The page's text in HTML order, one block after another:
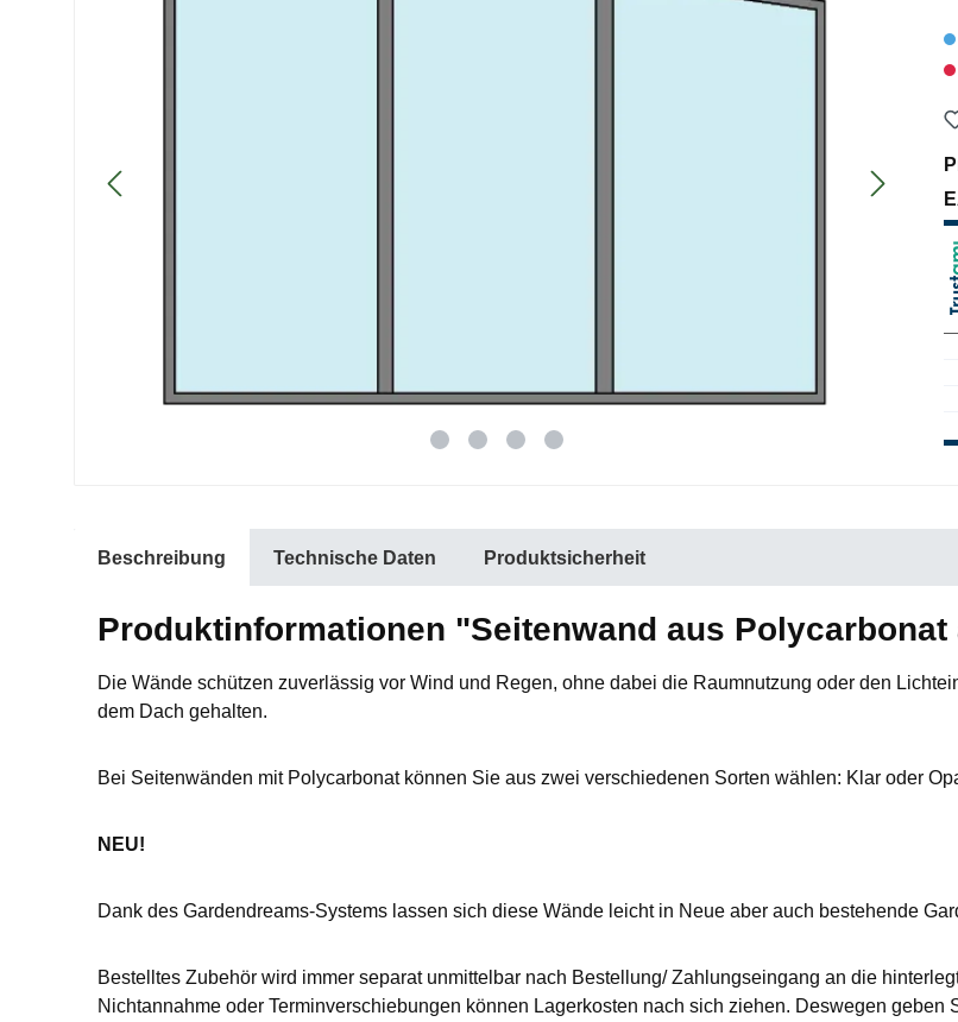
Beschreibung Technische Daten Produktsicherheit
Produktinformationen "Seitenwand aus
Die Wände schützen zuverlässig vor Wind und Regen, ohne dabei die Raumnutzung oder den
dem Dach gehalten.
Bei Seitenwänden mit Polycarbonat können Sie aus zwei verschiedenen Sorten wählen: Klar oder
NEU!
Dank des Gardendreams-Systems lassen sich diese Wände leicht in Neue aber auch bestehende
Bestelltes Zubehör wird immer separat unmittelbar nach Bestellung/ Zahlungseingang an die
Nichtannahme oder Terminverschiebungen können Lagerkosten nach sich ziehen. Deswegen